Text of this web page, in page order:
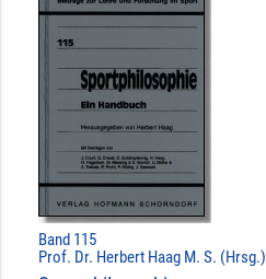
Band 115
Prof. Dr. Herbert Haag M. S. (Hrsg.)